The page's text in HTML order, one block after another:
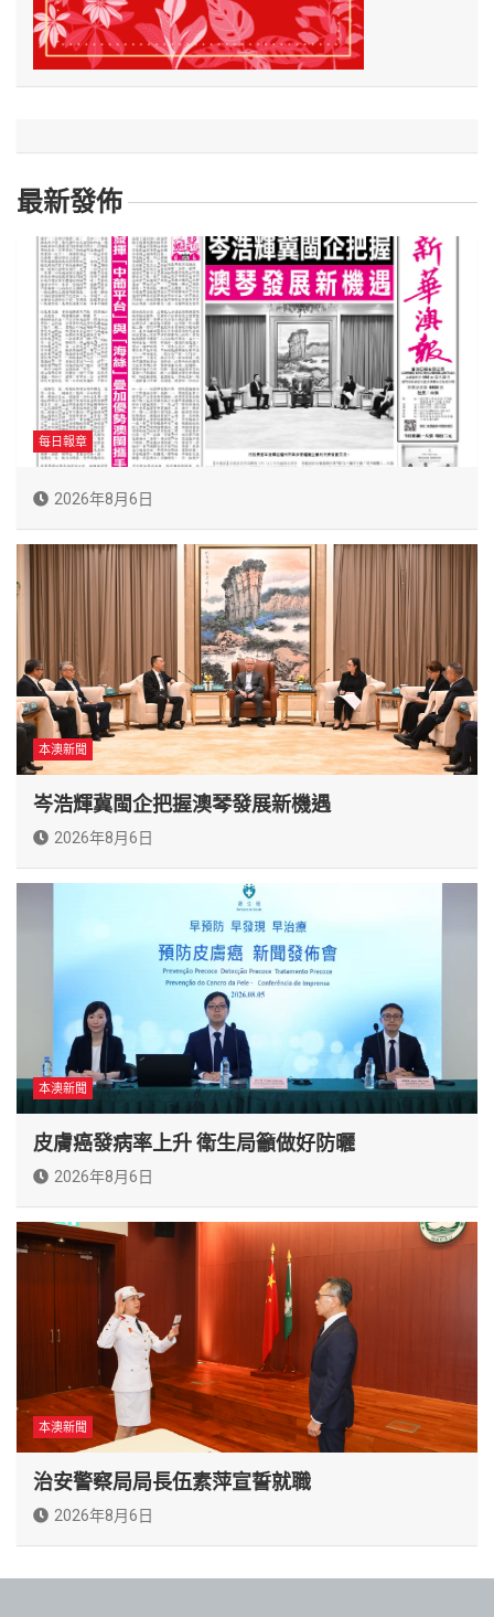
最新發佈
每日報章
2026年8月6日
本澳新聞
岑浩輝冀閩企把握澳琴發展新機遇
2026年8月6日
本澳新聞
皮膚癌發病率上升 衛生局籲做好防曬
2026年8月6日
本澳新聞
治安警察局局長伍素萍宣誓就職
2026年8月6日